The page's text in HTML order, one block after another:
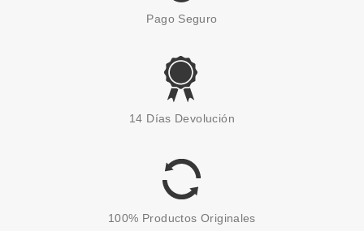
RALPH LAUREN
RALPH LAUREN POLO SPORT
EDT 75 ML VP.
19.50€
Pago Seguro
14 Días Devolución
100% Productos Originales